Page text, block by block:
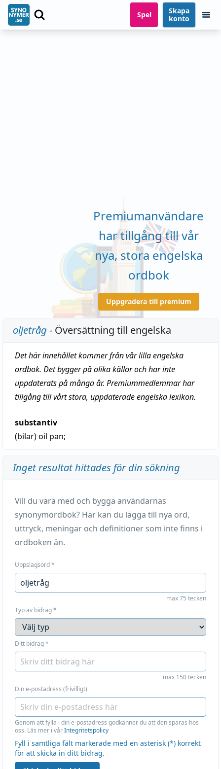
Spel
Skapa
konto
Premiumanvändare
har tillgång till vår
nya, stora engelska
ordbok
Uppgradera till premium
oljetråg - Översättning till engelska
Det här innehållet kommer från vår lilla engelska
ordbok. Det bygger på olika källor och har inte
uppdaterats på många år. Premiummedlemmar har
tillgång till vårt stora, uppdaterade engelska lexikon.
substantiv
(bilar)oil pan;
Inget resultat hittades för din sökning
Vill du vara med och bygga användarnas
synonymordbok? Här kan du lägga till nya ord,
uttryck, meningar och definitioner som inte finns i
ordboken än.
Uppslagsord*
max 75 tecken
Typ av bidrag*
Ditt bidrag*
max 150 tecken
Din e-postadress (frivilligt)
Genom att fylla i din e-postadress godkänner du att den sparas hos
oss. Läs mer i vårIntegritetspolicy
Fyll i samtliga fält markerade med en asterisk (*) korrekt
för att skicka in ditt bidrag.